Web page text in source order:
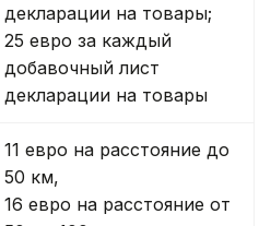
декларации на товары;
25 евро за каждый
добавочный лист
декларации на товары
11 евро на расстояние до
50 км,
16 евро на расстояние от